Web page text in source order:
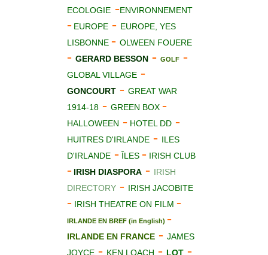
ECOLOGIE -ENVIRONNEMENT
- EUROPE - EUROPE, YES
LISBONNE - OLWEEN FOUERE
- GERARD BESSON - GOLF -
GLOBAL VILLAGE -
GONCOURT - GREAT WAR
1914-18 - GREEN BOX -
HALLOWEEN - HOTEL DD -
HUITRES D'IRLANDE - ILES
D'IRLANDE - ÎLES - IRISH CLUB
- IRISH DIASPORA - IRISH
DIRECTORY - IRISH JACOBITE
- IRISH THEATRE ON FILM -
IRLANDE EN BREF (in English) -
IRLANDE EN FRANCE - JAMES
JOYCE - KEN LOACH - LOT -